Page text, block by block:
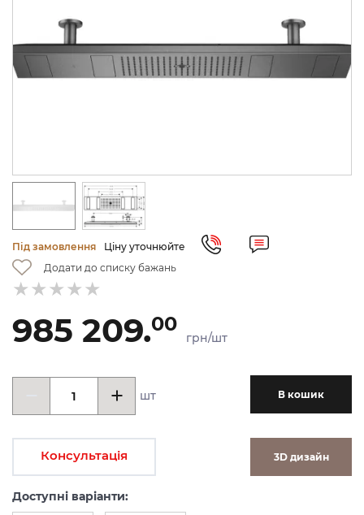
Під замовлення
Ціну уточнюйте
Додати до списку бажань
985 209.00
грн/шт
шт В кошик
Консультація 3D дизайн
Доступні варіанти: